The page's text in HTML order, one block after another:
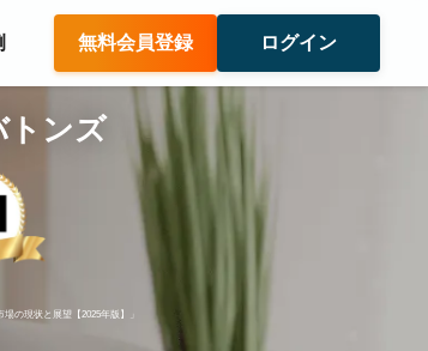
無料会員登録 ログイン
トンズ
の現状と展望【2025年版】」